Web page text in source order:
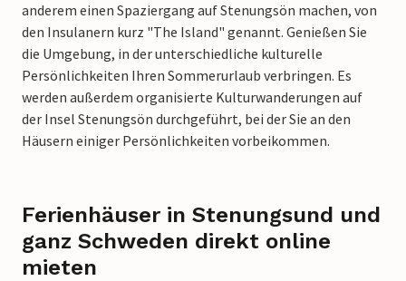
anderem einen Spaziergang auf Stenungsön machen, von
den Insulanern kurz "The Island" genannt. Genießen Sie
die Umgebung, in der unterschiedliche kulturelle
Persönlichkeiten Ihren Sommerurlaub verbringen. Es
werden außerdem organisierte Kulturwanderungen auf
der Insel Stenungsön durchgeführt, bei der Sie an den
Häusern einiger Persönlichkeiten vorbeikommen.
Ferienhäuser in Stenungsund und
ganz Schweden direkt online
mieten